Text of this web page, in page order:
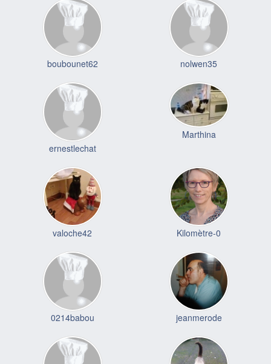
boubounet62 nolwen35
ernestlechat
Marthina
valoche42 Kilomètre-0
0214babou jeanmerode